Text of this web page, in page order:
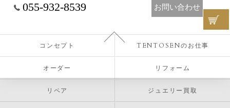
055-932-8539 お問い合わせ
コンセプト TENTOSENのお仕事
オーダー リフォーム
リペア ジュエリー買取